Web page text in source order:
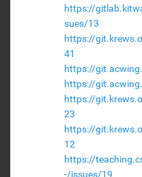
https://
sues/13
https://
41
https://
https://
https://
23
https://
12
https://
-/issues/19